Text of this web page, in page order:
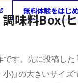
無料体験をはじ
味料Box(ヒ
です。先に投稿した
)」の大きいサイズ